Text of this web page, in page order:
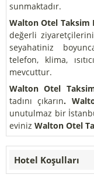
sunmaktadır.
Walton Otel Taksim
değerli
seyahatiniz
telefon, klima,
mevcuttur.
Walton Otel
tadını çıkarın.
unutulmaz bir
eviniz Walton Otel
Hotel Koşulları